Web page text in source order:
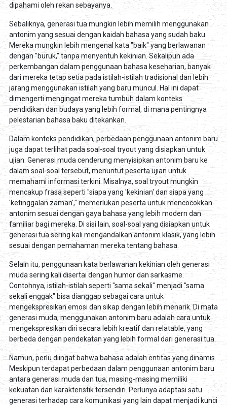
dipahami oleh rekan sebayanya.
Sebaliknya, generasi tua mungkin lebih memilih menggunakan
antonim yang sesuai dengan kaidah bahasa yang sudah baku.
Mereka mungkin lebih mengenal kata "baik" yang berlawanan
dengan "buruk," tanpa menyentuh kekinian. Sekalipun ada
perkembangan dalam penggunaan bahasa keseharian, banyak
dari mereka tetap setia pada istilah-istilah tradisional dan lebih
jarang menggunakan istilah yang baru muncul. Hal ini dapat
dimengerti mengingat mereka tumbuh dalam konteks
pendidikan dan budaya yang lebih formal, di mana pentingnya
pelestarian bahasa baku ditekankan.
Dalam konteks pendidikan, perbedaan penggunaan antonim baru
juga dapat terlihat pada soal-soal tryout yang disiapkan untuk
ujian. Generasi muda cenderung menyisipkan antonim baru ke
dalam soal-soal tersebut, menuntut peserta ujian untuk
memahami informasi terkini. Misalnya, soal tryout mungkin
mencakup frasa seperti "siapa yang 'kekinian' dan siapa yang
'ketinggalan zaman'," memerlukan peserta untuk mencocokkan
antonim sesuai dengan gaya bahasa yang lebih modern dan
familiar bagi mereka. Di sisi lain, soal-soal yang disiapkan untuk
generasi tua sering kali mengandalkan antonim klasik, yang lebih
sesuai dengan pemahaman mereka tentang bahasa.
Selain itu, penggunaan kata berlawanan kekinian oleh generasi
muda sering kali disertai dengan humor dan sarkasme.
Contohnya, istilah-istilah seperti "sama sekali" menjadi "sama
sekali enggak" bisa dianggap sebagai cara untuk
mengekspresikan emosi dan sikap dengan lebih menarik. Di mata
generasi muda, menggunakan antonim baru adalah cara untuk
mengekspresikan diri secara lebih kreatif dan relatable, yang
berbeda dengan pendekatan yang lebih formal dari generasi tua.
Namun, perlu diingat bahwa bahasa adalah entitas yang dinamis.
Meskipun terdapat perbedaan dalam penggunaan antonim baru
antara generasi muda dan tua, masing-masing memiliki
kekuatan dan karakteristik tersendiri. Perlunya adaptasi satu
generasi terhadap cara komunikasi yang lain dapat menjadi kunci